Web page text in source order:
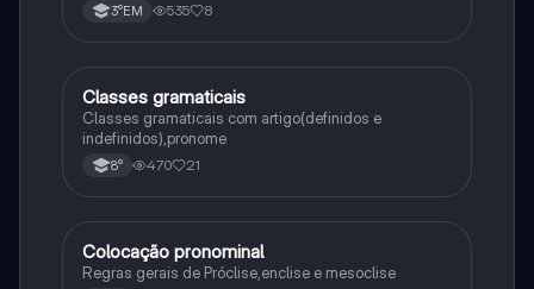
3°EM 535 8
Português
Classes gramaticais
Classes gramaticais com artigo(definidos e
indefinidos),pronome
8° 470 21
Português
Colocação pronominal
Regras gerais de Próclise,enclise e mesoclise